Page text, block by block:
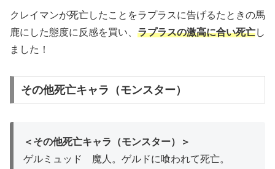
クレイマンが死亡したことをラプラスに告げるたときの馬
鹿にした態度に反感を買い、 ラプラスの激高に合い死亡し
ました！
その他死亡キャラ（モンスター）
＜その他死亡キャラ（モンスター）＞
ゲルミュッド 魔人。ゲルドに喰われて死亡。